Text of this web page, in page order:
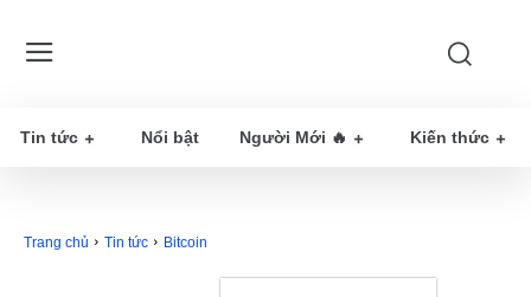
Tin tức Nổi bật Người Mới 🔥 Kiến thức
Trang chủ Tin tức Bitcoin